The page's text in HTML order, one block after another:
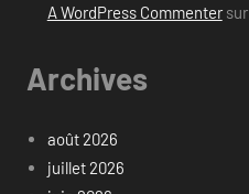
A WordPress Commentersur
Archives
août 2026
juillet 2026